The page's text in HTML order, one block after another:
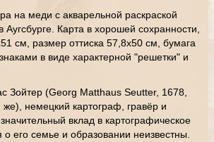
на меди с акварельной раскраской
Аугсбурге. Карта в хорошей сохранности,
см, размер оттиска 57,8х50 см, бумага
в виде характерной "решетки" и
Зойтер (Georg Matthaus Seutter, 1678,
же), немецкий картограф, гравёр и
вклад в картографическое
его семье и образовании неизвестны.